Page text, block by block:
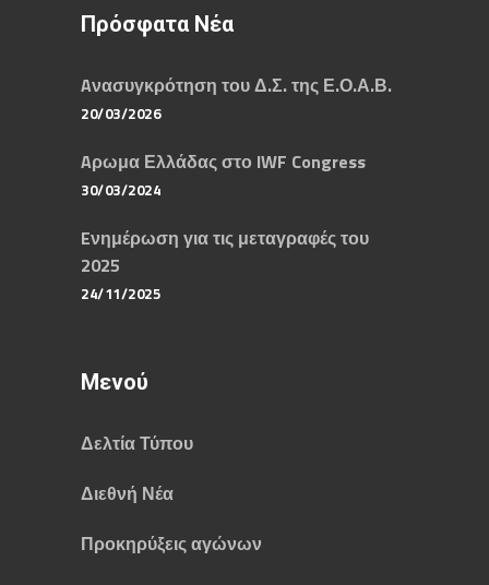
Πρόσφατα Νέα
Aνασυγκρότηση του Δ.Σ. της Ε.Ο.Α.Β.
20/03/2026
Aρωμα Ελλάδας στο IWF Congress
30/03/2024
Eνημέρωση για τις μεταγραφές του
2025
24/11/2025
Μενού
Δελτία Τύπου
Διεθνή Νέα
Προκηρύξεις αγώνων